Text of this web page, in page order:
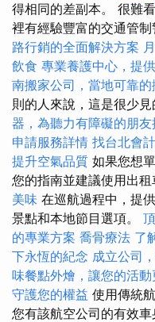
得相同的差副本。 很難
裡有經驗豐富的交通管制
路行銷的全面解決方案
飲食 專業養護中心，提
南搬家公司，當地可靠
則的人來說，這是很少
器，為聽力有障礙的朋
申請服務詳情 找台北會
提升空氣品質 如果您想
您的指南並建議使用出租
美味 在巡航過程中，提
景點和本地節目選項。
的專業方案 喬骨療法 了
下永恆的紀念 成立公司
味餐點外燴，讓您的活
守護您的權益 使用傳統
您有該航空公司的有效